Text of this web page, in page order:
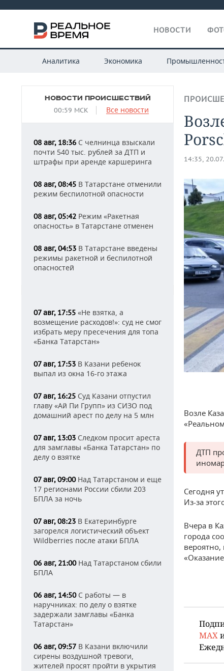
НОВОСТИ
Аналитика Экономика
НОВОСТИ ПРОИСШЕСТВИЙ
00:59 МСК Все новости
08 авг, 18:36 С челнинца взыскали
почти 540 тыс. рублей за ДТП и
штрафы при аренде каршеринга
08 авг, 08:45 В Татарстане отменили
режим беспилотной опасности
08 авг, 05:42 Режим «Ракетная
опасность» в Татарстане отменен
08 авг, 04:53 В Татарстане введены
режимы ракетной и беспилотной
опасностей
07 авг, 17:55 «Не взятка, а
возмещение расходов!»: суд не смог
избрать меру пресечения для топа
«Банка Татарстан»
07 авг, 17:53 В Казани ребенок
выпал из окна 16-го этажа
07 авг, 16:25 Суд Казани отпустил
главу «Ай Пи Групп» из СИЗО под
домашний арест по делу на 5 млн
07 авг, 13:03 Следком просит ареста
для замглавы «Банка Татарстан» по
делу о взятке
07 авг, 09:00Над Татарстаном и еще
17 регионами России сбили 203
БПЛА за ночь
07 авг, 08:23 В Екатеринбурге
загорелся логистический объект
Wildberries после атаки БПЛА
06 авг, 21:00Над Татарстаном сбили
БПЛА
06 авг, 14:50С работы — в
наручниках: по делу о взятке
задержали замглавы «Банка
Татарстан»
06 авг, 09:57 В Казани включили
сирены воздушной тревоги,
жителей просят пройти в укрытия
14:35,
Возле
ДТП
Сегодня
Из-за
Вчера в
города
вероятно,
MAX